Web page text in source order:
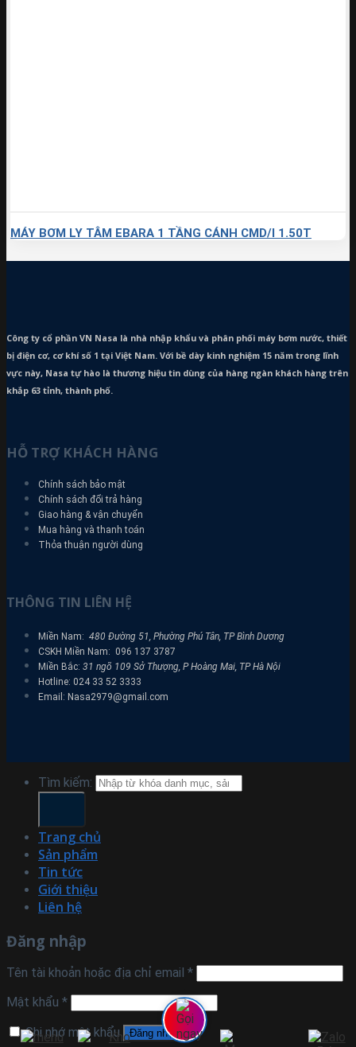
MÁY BƠM LY TÂM EBARA 1 TẦNG CÁNH CMD/I 1.50T
Công ty cổ phần VN Nasa là nhà nhập khẩu và phân phối máy bơm nước, thiết
bị điện cơ, cơ khí số 1 tại Việt Nam. Với bề dày kinh nghiệm 15 năm trong lĩnh
vực này, Nasa tự hào là thương hiệu tin dùng của hàng ngàn khách hàng trên
khắp 63 tỉnh, thành phố.
HỖ TRỢ KHÁCH HÀNG
Chính sách bảo mật
Chính sách đổi trả hàng
Giao hàng & vận chuyển
Mua hàng và thanh toán
Thỏa thuận người dùng
THÔNG TIN LIÊN HỆ
Miền Nam: 480 Đường 51, Phường Phú Tân, TP Bình Dương
CSKH Miền Nam: 096 137 3787
Miền Bắc: 31 ngõ 109 Sở Thượng, P Hoàng Mai, TP Hà Nội
Hotline: 024 33 52 3333
Email: Nasa2979@gmail.com
Tìm kiếm:
Trang chủ
Sản phẩm
Tin tức
Giới thiệu
Liên hệ
Đăng nhập
Tên tài khoản hoặc địa chỉ email *
Mật khẩu *
Ghi nhớ mật khẩu
Đăng nhập